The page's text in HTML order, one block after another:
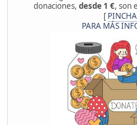
donaciones, desde 1 €, son
[
PARA MÁS